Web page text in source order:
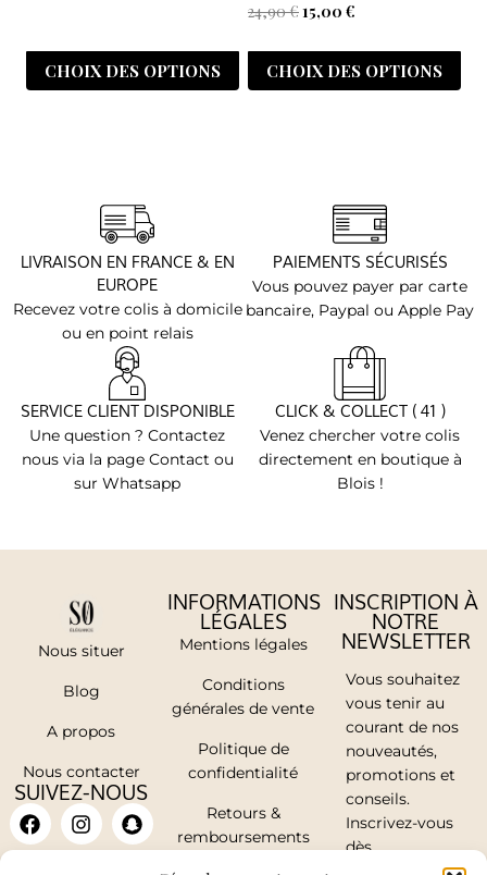
CHOIX DES OPTIONS
24,90€15,00 €
CHOIX DES OPTIONS
LIVRAISON EN FRANCE & EN
EUROPE
Recevez votre colis à domicile
ou en point relais
PAIEMENTS SÉCURISÉS
Vous pouvez payer par carte
bancaire, Paypal ou Apple Pay
SERVICE CLIENT DISPONIBLE
Une question ? Contactez
nous via la page Contact ou
sur Whatsapp
CLICK & COLLECT ( 41 )
Venez chercher votre colis
directement en boutique à
Blois !
Nous situer
Blog
A propos
Nous contacter
SUIVEZ-NOUS
INFORMATIONS
LÉGALES
Mentions légales
Conditions
générales de vente
Politique de
confidentialité
Retours &
remboursements
INSCRIPTION À
NOTRE
NEWSLETTER
Vous souhaitez
vous tenir au
courant de nos
nouveautés,
promotions et
conseils.
Inscrivez-vous
dès